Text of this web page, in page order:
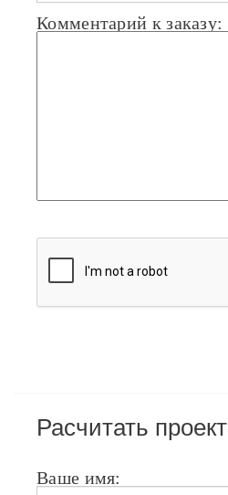
Комментарий к заказу:
Расчитать проект
Ваше имя: